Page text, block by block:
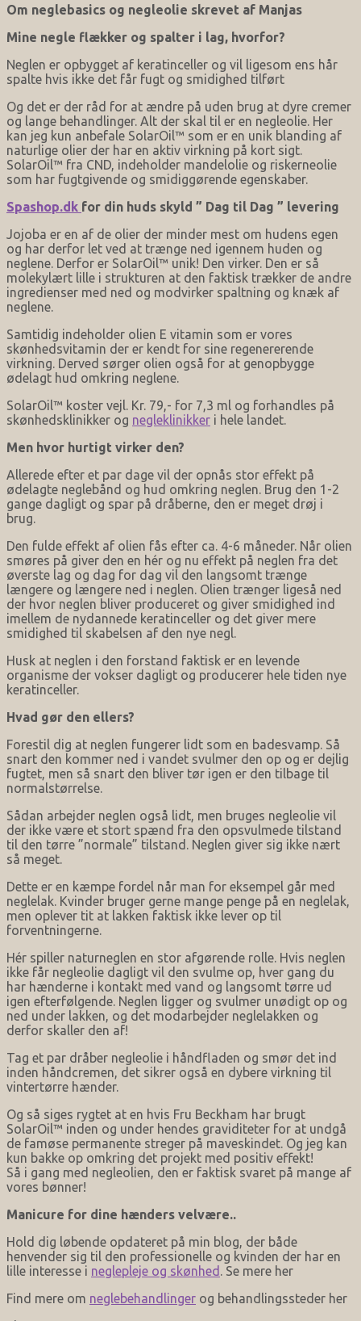
Om neglebasics og negleolie skrevet af Manjas
Mine negle flækker og spalter i lag, hvorfor?
Neglen er opbygget af keratinceller og vil ligesom ens hår
spalte hvis ikke det får fugt og smidighed tilført
Og det er der råd for at ændre på uden brug at dyre cremer
og lange behandlinger. Alt der skal til er en negleolie. Her
kan jeg kun anbefale SolarOil™ som er en unik blanding af
naturlige olier der har en aktiv virkning på kort sigt.
SolarOil™ fra CND, indeholder mandelolie og riskerneolie
som har fugtgivende og smidiggørende egenskaber.
Spashop.dk for din huds skyld ” Dag til Dag ” levering
Jojoba er en af de olier der minder mest om hudens egen
og har derfor let ved at trænge ned igennem huden og
neglene. Derfor er SolarOil™ unik! Den virker. Den er så
molekylært lille i strukturen at den faktisk trækker de andre
ingredienser med ned og modvirker spaltning og knæk af
neglene.
Samtidig indeholder olien E vitamin som er vores
skønhedsvitamin der er kendt for sine regenererende
virkning. Derved sørger olien også for at genopbygge
ødelagt hud omkring neglene.
SolarOil™ koster vejl. Kr. 79,- for 7,3 ml og forhandles på
skønhedsklinikker og negleklinikker i hele landet.
Men hvor hurtigt virker den?
Allerede efter et par dage vil der opnås stor effekt på
ødelagte neglebånd og hud omkring neglen. Brug den 1-2
gange dagligt og spar på dråberne, den er meget drøj i
brug.
Den fulde effekt af olien fås efter ca. 4-6 måneder. Når olien
smøres på giver den en hér og nu effekt på neglen fra det
øverste lag og dag for dag vil den langsomt trænge
længere og længere ned i neglen. Olien trænger ligeså ned
der hvor neglen bliver produceret og giver smidighed ind
imellem de nydannede keratinceller og det giver mere
smidighed til skabelsen af den nye negl.
Husk at neglen i den forstand faktisk er en levende
organisme der vokser dagligt og producerer hele tiden nye
keratinceller.
Hvad gør den ellers?
Forestil dig at neglen fungerer lidt som en badesvamp. Så
snart den kommer ned i vandet svulmer den op og er dejlig
fugtet, men så snart den bliver tør igen er den tilbage til
normalstørrelse.
Sådan arbejder neglen også lidt, men bruges negleolie vil
der ikke være et stort spænd fra den opsvulmede tilstand
til den tørre ”normale” tilstand. Neglen giver sig ikke nært
så meget.
Dette er en kæmpe fordel når man for eksempel går med
neglelak. Kvinder bruger gerne mange penge på en neglelak,
men oplever tit at lakken faktisk ikke lever op til
forventningerne.
Hér spiller naturneglen en stor afgørende rolle. Hvis neglen
ikke får negleolie dagligt vil den svulme op, hver gang du
har hænderne i kontakt med vand og langsomt tørre ud
igen efterfølgende. Neglen ligger og svulmer unødigt op og
ned under lakken, og det modarbejder neglelakken og
derfor skaller den af!
Tag et par dråber negleolie i håndfladen og smør det ind
inden håndcremen, det sikrer også en dybere virkning til
vintertørre hænder.
Og så siges rygtet at en hvis Fru Beckham har brugt
SolarOil™ inden og under hendes graviditeter for at undgå
de famøse permanente streger på maveskindet. Og jeg kan
kun bakke op omkring det projekt med positiv effekt!
Så i gang med negleolien, den er faktisk svaret på mange af
vores bønner!
Manicure for dine hænders velvære..
Hold dig løbende opdateret på min blog, der både
henvender sig til den professionelle og kvinden der har en
lille interesse i neglepleje og skønhed . Se mere her
Find mere om neglebehandlinger og behandlingssteder her